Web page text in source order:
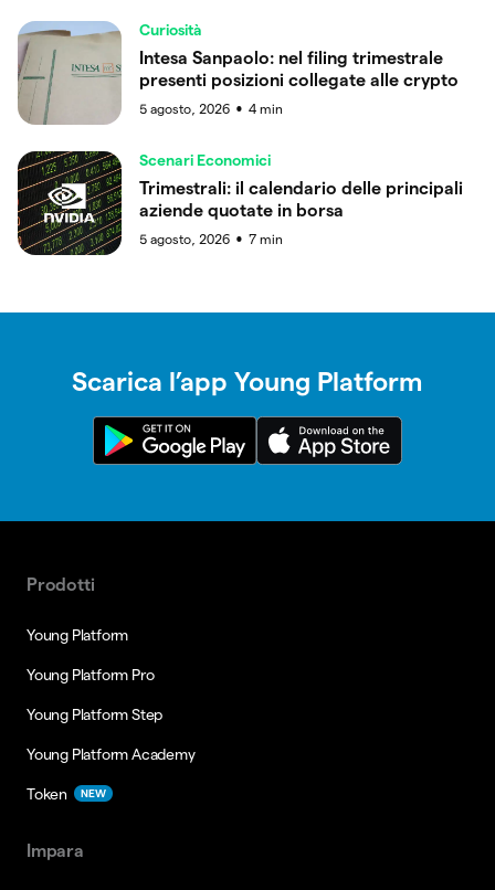
Curiosità
Intesa Sanpaolo: nel filing trimestrale
presenti posizioni collegate alle crypto
5 agosto, 2026 ● 4 min
Scenari Economici
Trimestrali: il calendario delle principali
aziende quotate in borsa
5 agosto, 2026 ● 7 min
Scarica l’app Young Platform
Prodotti
Young Platform
Young Platform Pro
Young Platform Step
Young Platform Academy
Token NEW
Impara